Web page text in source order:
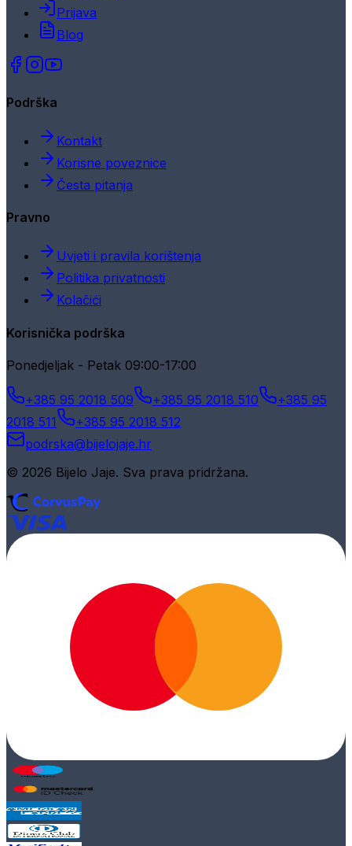
Prijava
Blog
Podrška
Kontakt
Korisne poveznice
Česta pitanja
Pravno
Uvjeti i pravila korištenja
Politika privatnosti
Kolačići
Korisnička podrška
Ponedjeljak - Petak 09:00-17:00
+385 95 2018 509 +385 95 2018 510
+385 95
2018 511
+385 95 2018 512
podrska@bijelojaje.hr
© 2026 Bijelo Jaje. Sva prava pridržana.